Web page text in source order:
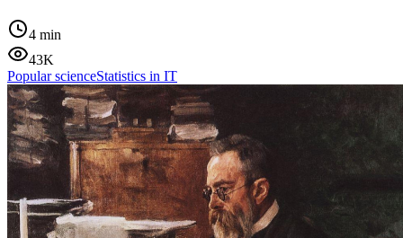
4 min
43K
Popular scienceStatistics in IT